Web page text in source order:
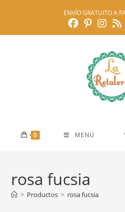
ENVÍO GRATUITO A
0 MENÚ
rosa fucsia
> Productos > rosa fucsia